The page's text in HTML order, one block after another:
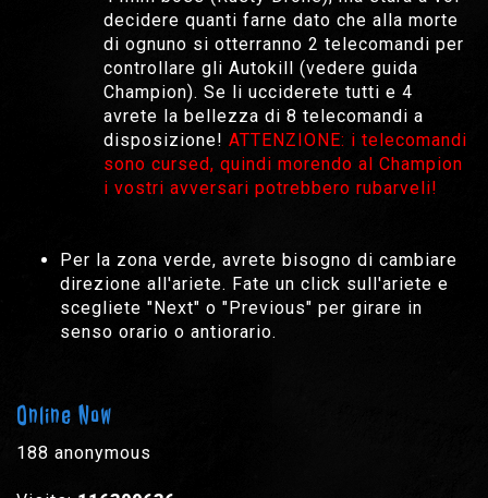
decidere quanti farne dato che alla morte
di ognuno si otterranno 2 telecomandi per
controllare gli Autokill (vedere guida
Champion). Se li ucciderete tutti e 4
avrete la bellezza di 8 telecomandi a
disposizione! ATTENZIONE: i telecomandi
sono cursed, quindi morendo al Champion
i vostri avversari potrebbero rubarveli!
Per la zona verde, avrete bisogno di cambiare
direzione all'ariete. Fate un click sull'ariete e
scegliete "Next" o "Previous" per girare in
senso orario o antiorario.
Online Now
188 anonymous